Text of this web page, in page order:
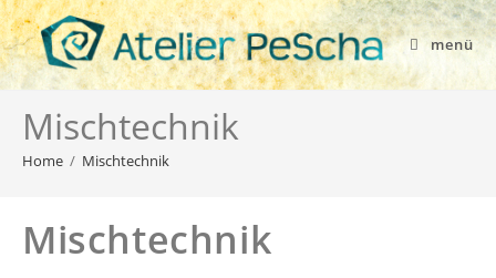
menü
Mischtechnik
Home / Mischtechnik
Mischtechnik